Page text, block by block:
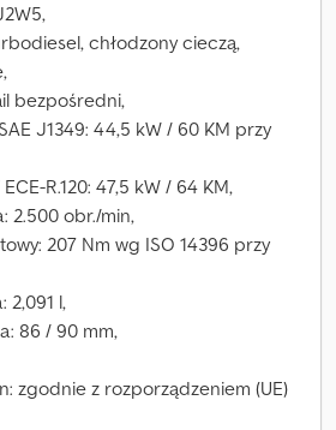
chłodzony cieczą,
bezpośredni,
J1349: 44,5 kW / 60 KM przy
R.120: 47,5 kW / 64 KM,
2.500 obr./min,
207 Nm wg ISO 14396 przy
2,091 l,
86 / 90 mm,
zgodnie z rozporządzeniem (UE)